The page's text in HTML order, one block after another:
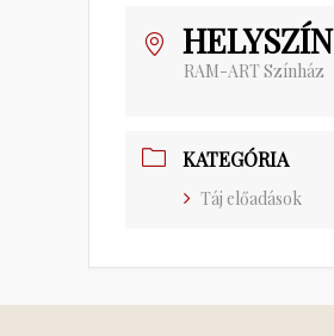
HELYSZÍN
RAM-ART Színház
KATEGÓRIA
Táj előadások